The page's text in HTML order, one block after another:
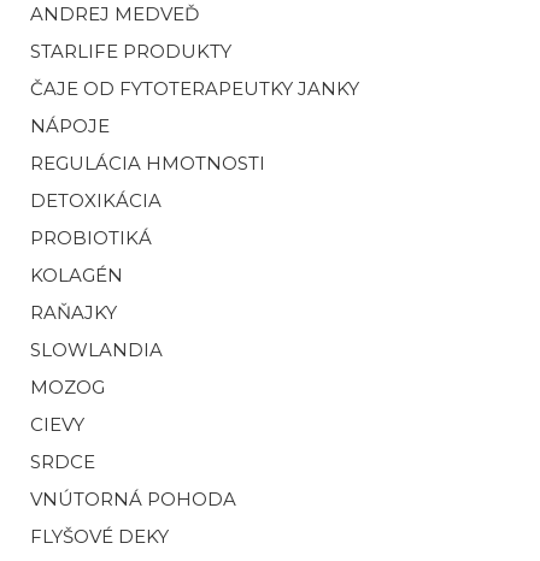
ANDREJ MEDVEĎ
STARLIFE PRODUKTY
ČAJE OD FYTOTERAPEUTKY JANKY
NÁPOJE
REGULÁCIA HMOTNOSTI
DETOXIKÁCIA
PROBIOTIKÁ
KOLAGÉN
RAŇAJKY
SLOWLANDIA
MOZOG
CIEVY
SRDCE
VNÚTORNÁ POHODA
FLYŠOVÉ DEKY